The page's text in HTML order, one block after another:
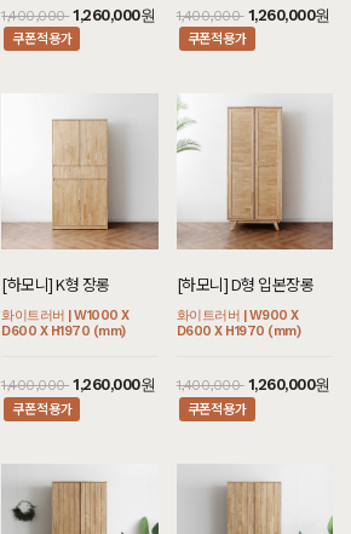
1,400,000 1,260,000원
쿠폰적용가
1,400,000 1,260,000원
쿠폰적용가
[하모니] K형 장롱
화이트러버 | W1000 X
D600 X H1970 (mm)
1,400,000 1,260,000원
쿠폰적용가
[하모니] D형 입본장롱
화이트러버 | W900 X
D600 X H1970 (mm)
1,400,000 1,260,000원
쿠폰적용가